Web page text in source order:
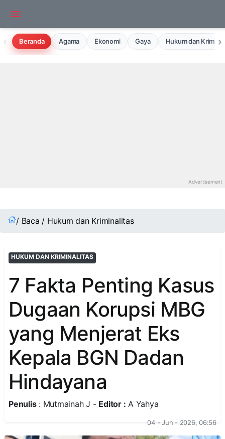
‹ Beranda Agama Ekonomi Gaya Hukum dan ›
/ Baca / Hukum dan Kriminalitas
HUKUM DAN KRIMINALITAS
7 Fakta Penting Kasus
Dugaan Korupsi MBG
yang Menjerat Eks
Kepala BGN Dadan
Hindayana
Penulis: Mutmainah J - Editor : A Yahya
04 - Jun - 2026, 06:56